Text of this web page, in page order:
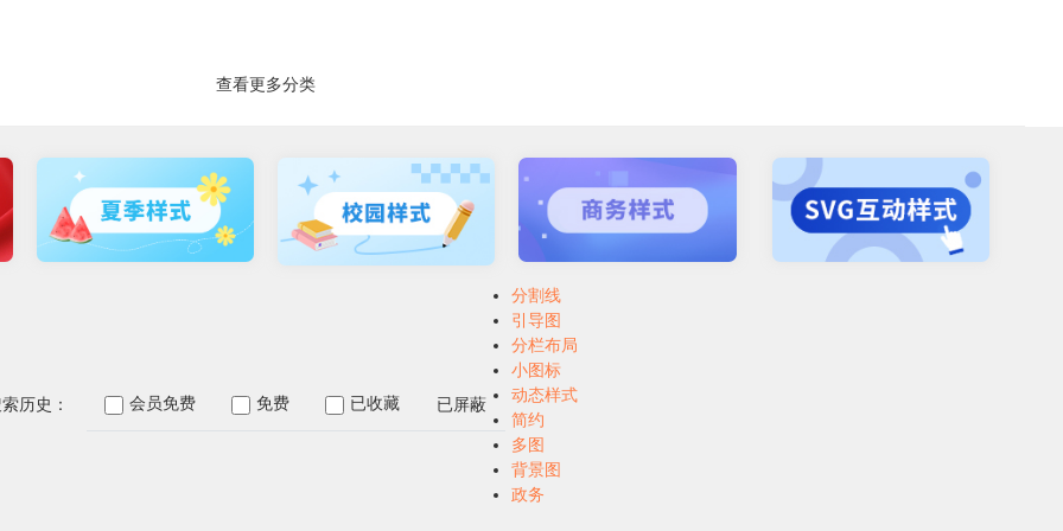
查看更多分类
历史： 会员免费 免费 已收藏 已屏蔽
分割线
引导图
分栏布局
小图标
动态样式
简约
多图
背景图
政务